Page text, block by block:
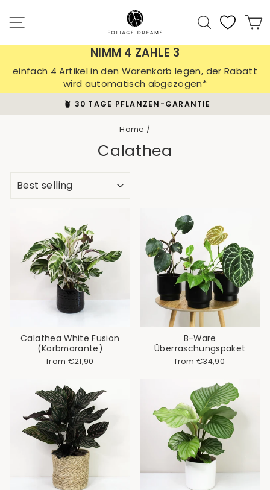
content
Search
NIMM 4 ZAHLE 3
einfach 4 Artikel in den Warenkorb legen, der Rabatt
wird automatisch abgezogen*
Pause
slideshow
🪴 30 TAGE PFLANZEN-GARANTIE
Home /
Calathea
Calathea White Fusion
(Korbmarante)
from €21,90
B-Ware
Überraschungspaket
from €34,90